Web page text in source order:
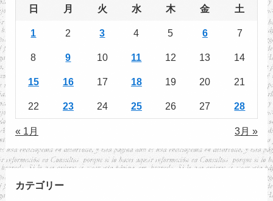
日 月 火 水 木 金 土
1 2 3 4 5 6 7
8 9 10 11 12 13 14
15 16 17 18 19 20 21
22 23 24 25 26 27 28
« 1月 3月 »
カテゴリー